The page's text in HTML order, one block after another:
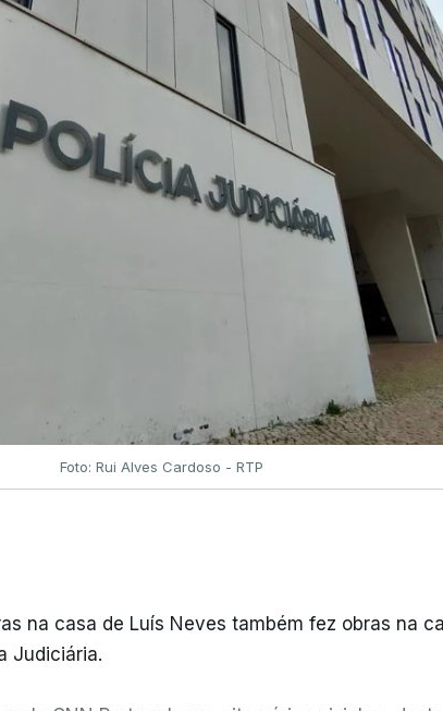
Foto: Rui Alves Cardoso - RTP
na casa de Luís Neves também fez obras na
Judiciária.